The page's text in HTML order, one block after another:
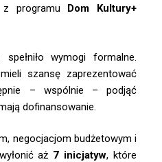
z programu Dom Kultury+
wymogi formalne.
szansę zaprezentować
– wspólnie – podjąć
dofinansowanie.
negocjacjom budżetowym i
aż 7 inicjatyw, które